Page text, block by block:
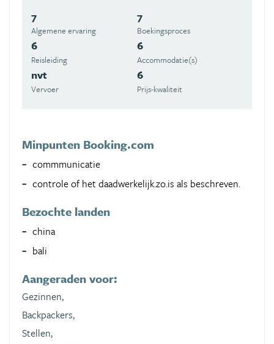
7
Algemene ervaring
7
Boekingsproces
6
Reisleiding
6
Accommodatie(s)
nvt
Vervoer
6
Prijs-kwaliteit
Minpunten Booking.com
commmunicatie
controle of het daadwerkelijk.zo.is als beschreven.
Bezochte landen
china
bali
Aangeraden voor:
Gezinnen,
Backpackers,
Stellen,